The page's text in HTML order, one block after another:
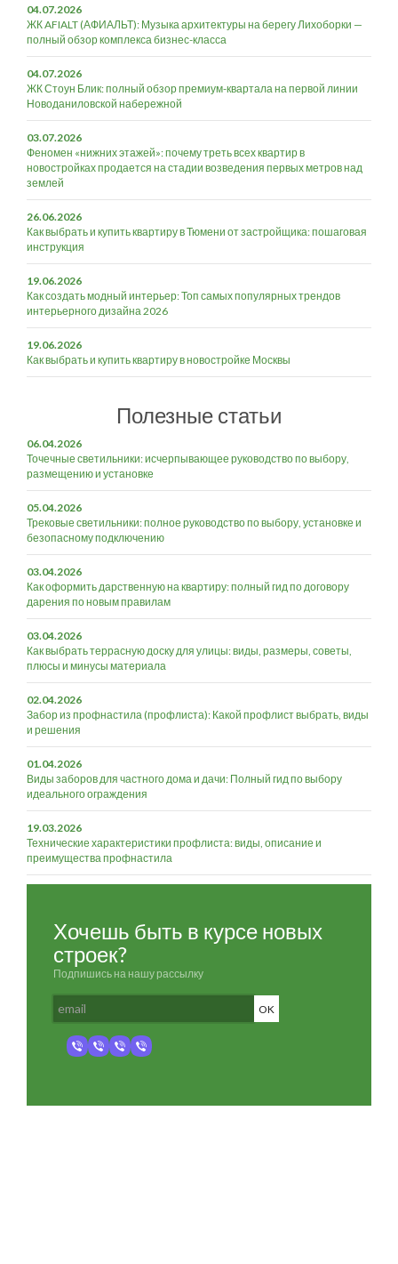
04.07.2026
ЖК AFIALT (АФИАЛЬТ): Музыка архитектуры на берегу Лихоборки —
полный обзор комплекса бизнес-класса
04.07.2026
ЖК Стоун Блик: полный обзор премиум-квартала на первой линии
Новоданиловской набережной
03.07.2026
Феномен «нижних этажей»: почему треть всех квартир в
новостройках продается на стадии возведения первых метров над
землей
26.06.2026
Как выбрать и купить квартиру в Тюмени от застройщика: пошаговая
инструкция
19.06.2026
Как создать модный интерьер: Топ самых популярных трендов
интерьерного дизайна 2026
19.06.2026
Как выбрать и купить квартиру в новостройке Москвы
Полезные статьи
06.04.2026
Точечные светильники: исчерпывающее руководство по выбору,
размещению и установке
05.04.2026
Трековые светильники: полное руководство по выбору, установке и
безопасному подключению
03.04.2026
Как оформить дарственную на квартиру: полный гид по договору
дарения по новым правилам
03.04.2026
Как выбрать террасную доску для улицы: виды, размеры, советы,
плюсы и минусы материала
02.04.2026
Забор из профнастила (профлиста): Какой профлист выбрать, виды
и решения
01.04.2026
Виды заборов для частного дома и дачи: Полный гид по выбору
идеального ограждения
19.03.2026
Технические характеристики профлиста: виды, описание и
преимущества профнастила
Хочешь быть в курсе новых
строек?
Подпишись на нашу рассылку